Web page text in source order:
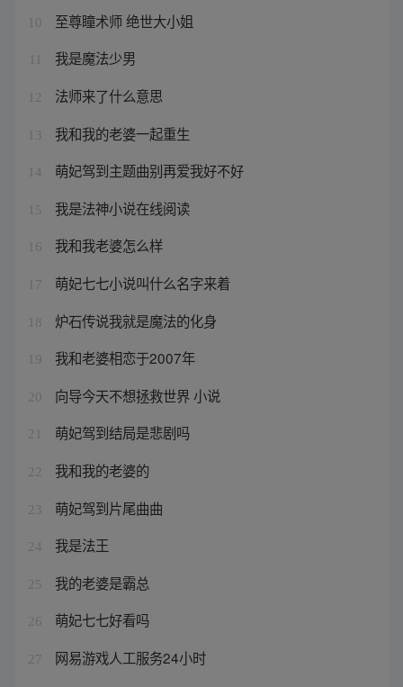
10 至尊瞳术师 绝世大小姐
我是魔法少男
12 法师来了什么意思
13 我和我的老婆一起重生
14 萌妃驾到主题曲别再爱我好不好
15 我是法神小说在线阅读
16 我和我老婆怎么样
17 萌妃七七小说叫什么名字来着
18 炉石传说我就是魔法的化身
19 我和老婆相恋于2007年
20 向导今天不想拯救世界 小说
21 萌妃驾到结局是悲剧吗
22 我和我的老婆的
23 萌妃驾到片尾曲曲
24 我是法王
25 我的老婆是霸总
26 萌妃七七好看吗
27
网易游戏人工服务24小时